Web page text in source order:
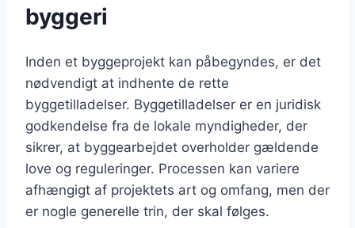
byggeri
Inden et byggeprojekt kan påbegyndes, er det
nødvendigt at indhente de rette
byggetilladelser. Byggetilladelser er en juridisk
godkendelse fra de lokale myndigheder, der
sikrer, at byggearbejdet overholder gældende
love og reguleringer. Processen kan variere
afhængigt af projektets art og omfang, men der
er nogle generelle trin, der skal følges.